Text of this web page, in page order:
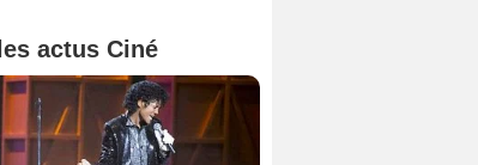
actus Ciné